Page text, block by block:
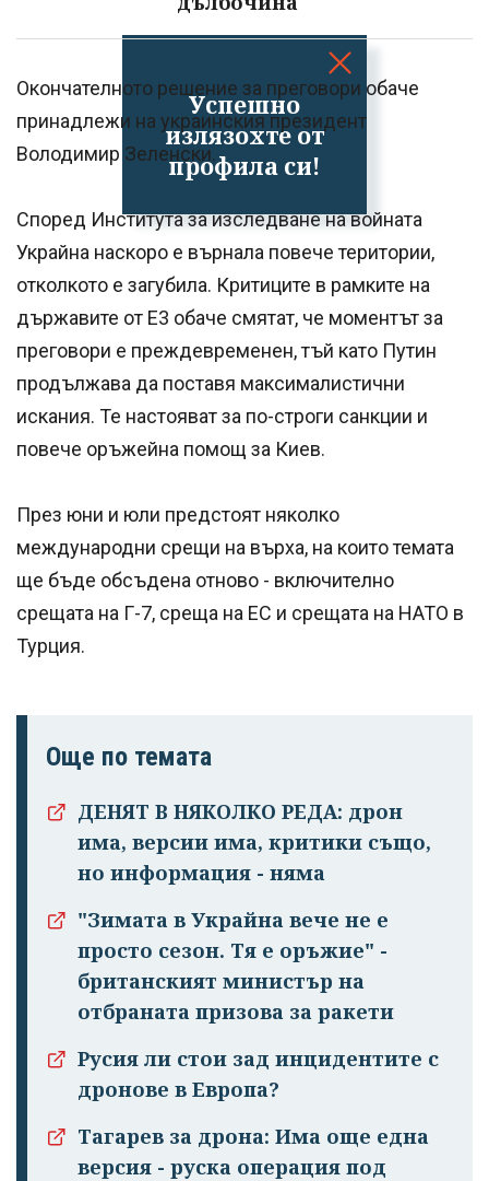
Успешно
излязохте от
профила си!
Окончателното решение за преговори обаче
принадлежи на украинския президент
Володимир Зеленски.
Според Института за изследване на войната
Украйна наскоро е върнала повече територии,
отколкото е загубила. Критиците в рамките на
държавите от Е3 обаче смятат, че моментът за
преговори е преждевременен, тъй като Путин
продължава да поставя максималистични
искания. Те настояват за по-строги санкции и
повече оръжейна помощ за Киев.
През юни и юли предстоят няколко
международни срещи на върха, на които темата
ще бъде обсъдена отново - включително
срещата на Г-7, среща на ЕС и срещата на НАТО в
Турция.
Още по темата
ДЕНЯТ В НЯКОЛКО РЕДА: дрон
има, версии има, критики също,
но информация - няма
"Зимата в Украйна вече не е
просто сезон. Тя е оръжие" -
британският министър на
отбраната призова за ракети
Русия ли стои зад инцидентите с
дронове в Европа?
Тагарев за дрона: Има още една
версия - руска операция под